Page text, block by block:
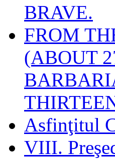
BRAVE.
FROM
(ABOUT
Asfinţitul
VIII.